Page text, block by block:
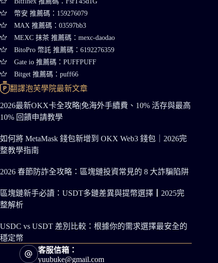
幣安 推薦碼：159276079
MAX 推薦碼：03597bb3
MEXC 抹茶 推薦碼：mexc-daodao
BitoPro 幣託 推薦碼：6192276359
Gate io 推薦碼：PUFFPUFF
Bitget 推薦碼：puff66
翻譯泡芙學院最新文章
2026最新OKX卡全攻略|免海外手續費、10% 活存與最高
10% 回饋申請教學
如何將 MetaMask 錢包新增到 OKX Web3 錢包｜2026完
整教學指南
2026 春節防詐全攻略：區塊鏈投資常見的 8 大詐騙陷阱
區塊鏈新手必讀：USDT多鏈差異與提幣選擇┃2025完
整解析
USDC vs USDT 差別比較：根據你的需求選擇最安全的
穩定幣
客服信箱：
yuubuke@gmail.com